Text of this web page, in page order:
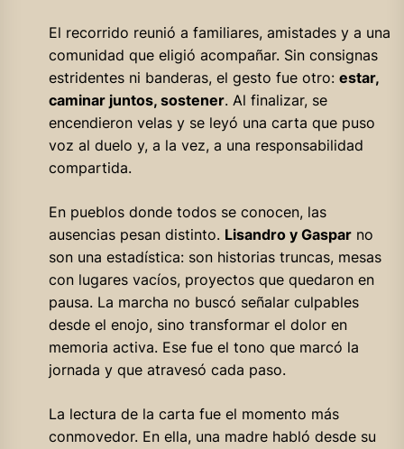
El recorrido reunió a familiares, amistades y a una
comunidad que eligió acompañar. Sin consignas
estridentes ni banderas, el gesto fue otro: estar,
caminar juntos, sostener. Al finalizar, se
encendieron velas y se leyó una carta que puso
voz al duelo y, a la vez, a una responsabilidad
compartida.
En pueblos donde todos se conocen, las
ausencias pesan distinto. Lisandro y Gasparno
son una estadística: son historias truncas, mesas
con lugares vacíos, proyectos que quedaron en
pausa. La marcha no buscó señalar culpables
desde el enojo, sino transformar el dolor en
memoria activa. Ese fue el tono que marcó la
jornada y que atravesó cada paso.
La lectura de la carta fue el momento más
conmovedor. En ella, una madre habló desde su